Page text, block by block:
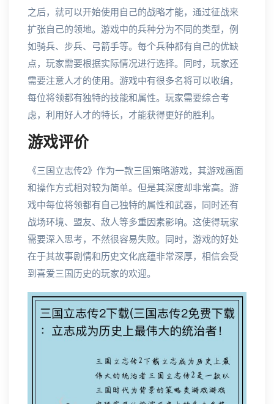
之后，就可以开始使用自己的战略才能，通过征战来
扩张自己的领地。游戏中的兵种分为不同的类型，例
如骑兵、步兵、弓箭手等。每个兵种都有自己的优缺
点，玩家需要根据实际情况进行选择。同时，玩家还
需要注意人才的使用。游戏中有很多名将可以收编，
每位将领都有独特的技能和属性。玩家需要综合考
虑，利用好人才的特长，才能获得更好的胜利。
游戏评价
《三国立志传2》作为一款三国策略游戏，其游戏画面
和操作方式相对较为简单。但是其深度却非常高。游
戏中每位将领都有自己独特的属性和武器，同时还有
战场环境、盟友、敌人等多重因素影响。这使得玩家
需要深入思考，不然很容易失败。同时，游戏的好处
在于其故事剧情和历史文化底蕴非常深厚，相信会受
到喜爱三国历史的玩家的欢迎。